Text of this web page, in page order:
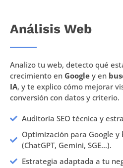
Análisis Web
Analizo tu web, detecto qué
crecimiento en Google y en
IA, y te explico cómo mejorar
conversión con datos y criterio.
Auditoría SEO técnica y
Optimización para Google y
(ChatGPT, Gemini, SGE…).
Estrategia adaptada a tu